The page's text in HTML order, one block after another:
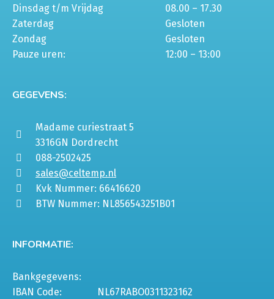
Dinsdag t/m Vrijdag
08.00 – 17.30
Zaterdag
Gesloten
Zondag
Gesloten
Pauze uren:
12:00 – 13:00
GEGEVENS:
Madame curiestraat 5
3316GN Dordrecht
088-2502425
sales@celtemp.nl
Kvk Nummer: 66416620
BTW Nummer: NL856543251B01
INFORMATIE:
Bankgegevens:
IBAN Code:
NL67RABO0311323162